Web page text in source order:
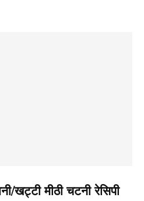
खट्टी मीठी चटनी रेसिपी